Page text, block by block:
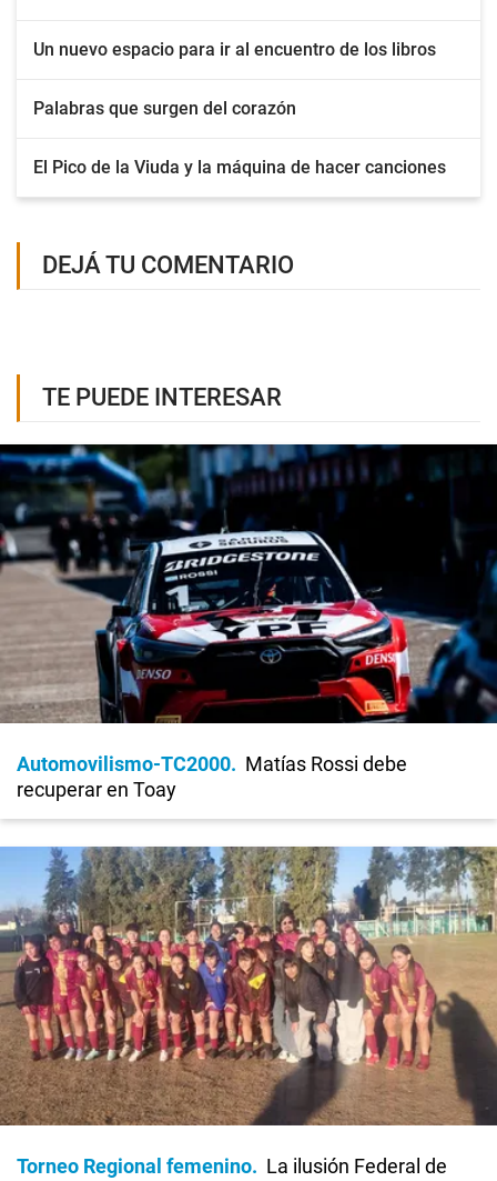
Un nuevo espacio para ir al encuentro de los libros
Palabras que surgen del corazón
El Pico de la Viuda y la máquina de hacer canciones
DEJÁ TU COMENTARIO
TE PUEDE INTERESAR
Automovilismo-TC2000
Matías Rossi debe
recuperar en Toay
Torneo Regional femenino
La ilusión Federal de